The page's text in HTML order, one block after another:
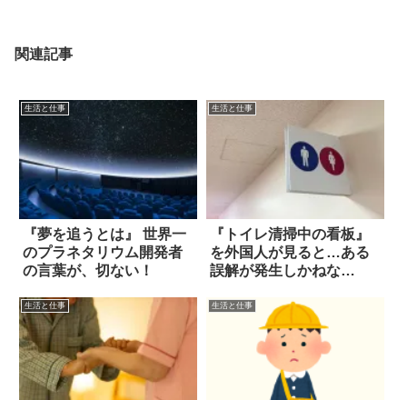
関連記事
生活と仕事
『夢を追うとは』 世界一
のプラネタリウム開発者
の言葉が、切ない！
生活と仕事
『トイレ清掃中の看板』
を外国人が見ると…ある
誤解が発生しかねな
生活と仕事 生活と仕事